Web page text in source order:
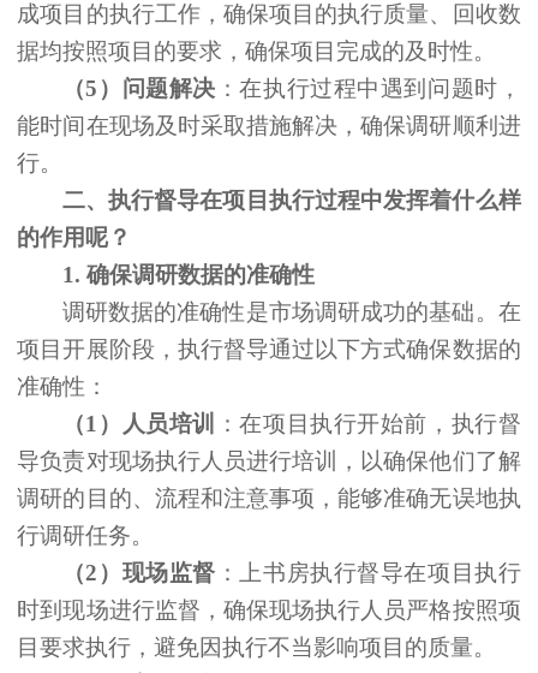
成项目的执行工作，确保项目的执行质量、回收数
据均按照项目的要求，确保项目完成的及时性。
（5）问题解决 ：在执行过程中遇到问题时，
能时间在现场及时采取措施解决，确保调研顺利进
行。
二、 执行督导在项目执行过程中发挥着什么样
的作用呢？
1. 确保调研数据的准确性
调研数据的准确性是市场调研成功的基础。在
项目开展阶段，执行督导通过以下方式确保数据的
准确性：
（1 ） 人员培训
：在项目执行开始前，执行督
导负责对现场执行人员进行培训，以确保他们了解
调研的目的、流程和注意事项，能够准确无误地执
行调研任务。
（2）现场监督 ：上书房执行督导在项目执行
时到现场进行监督，确保现场执行人员严格按照项
目要求执行，避免因执行不当影响项目的质量。